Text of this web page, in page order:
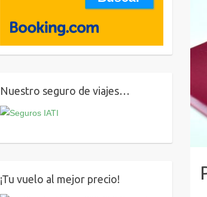
Nuestro seguro de viajes…
¡Tu vuelo al mejor precio!